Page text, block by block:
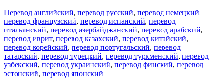
Перевод английский, перевод русский, перевод немецкий,
перевод французский, перевод испанский, перевод
итальянский, перевод азербайджанский, перевод арабский,
перевод иврит, перевод казахский, перевод китайский,
перевод корейский, перевод португальский, перевод
татарский, перевод турецкий, перевод туркменский, перевод
узбекский, перевод украинский, перевод финский, перевод
эстонский, перевод японский